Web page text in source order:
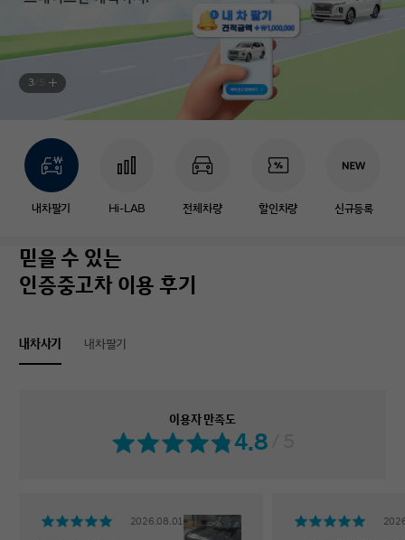
3
내차팔기 Hi-LAB 전체차량 할인차량 신규등록
믿을 수 있는
인증중고차 이용 후기
내차사기 내차팔기
이용자 만족도
4.8
2026.08.01